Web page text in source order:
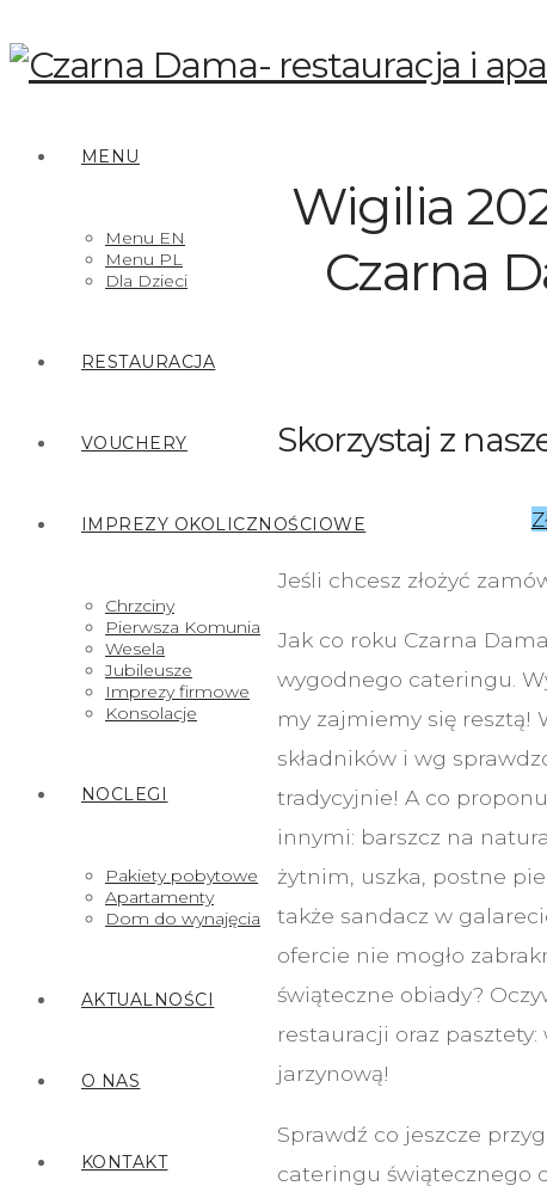
MENU
Menu EN
Menu PL
Dla Dzieci
RESTAURACJA
VOUCHERY
IMPREZY OKOLICZNOŚCIOWE
Chrzciny
Pierwsza Komunia
Wesela
Jubileusze
Imprezy firmowe
Konsolacje
NOCLEGI
Pakiety pobytowe
Apartamenty
Dom do wynajęcia
AKTUALNOŚCI
O NAS
KONTAKT
Wigilia
Czarna
Skorzystaj z
Jeśli chcesz złożyć
Jak co roku Czarna
wygodnego cateringu.
my zajmiemy się resztą!
składników i wg
tradycyjnie! A co
innymi: barszcz na
żytnim, uszka, postne
także sandacz w
ofercie nie mogło
świąteczne obiady?
restauracji oraz pasztety:
jarzynową!
Sprawdź co jeszcze
cateringu świątecznego